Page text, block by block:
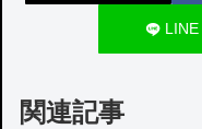
LINE
関連記事